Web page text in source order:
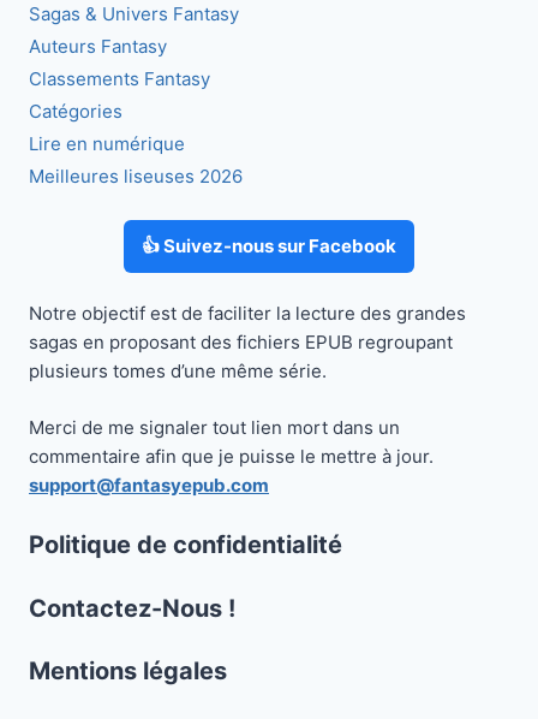
MICHEL
Sagas & Univers Fantasy
Auteurs Fantasy
Classements Fantasy
Catégories
Lire en numérique
Meilleures liseuses 2026
👍 Suivez-nous sur Facebook
Notre objectif est de faciliter la lecture des grandes
sagas en proposant des fichiers EPUB regroupant
plusieurs tomes d’une même série.
Merci de me signaler tout lien mort dans un
commentaire afin que je puisse le mettre à jour.
support@fantasyepub.com
Politique de confidentialité
Contactez-Nous !
Mentions légales